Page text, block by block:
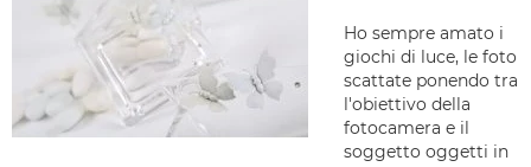
Ho sempre amato i
giochi di luce, le foto
scattate ponendo tra
l'obiettivo della
fotocamera e il
soggetto oggetti in